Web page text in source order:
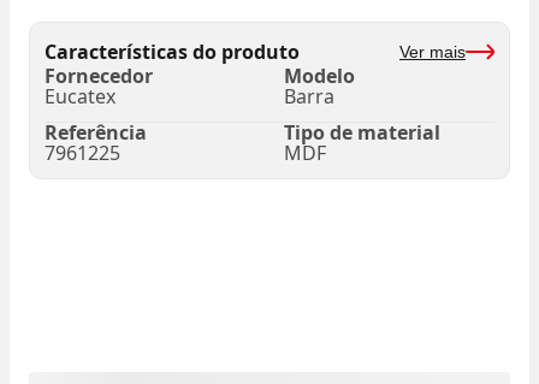
Características do produto Ver mais
Fornecedor
Eucatex
Modelo
Barra
Referência
7961225
Tipo de material
MDF